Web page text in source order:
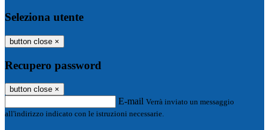
Seleziona utente
button close ×
Recupero password
button close ×
E-mail Verrà inviato un messaggio
all'indirizzo indicato con le istruzioni necessarie.